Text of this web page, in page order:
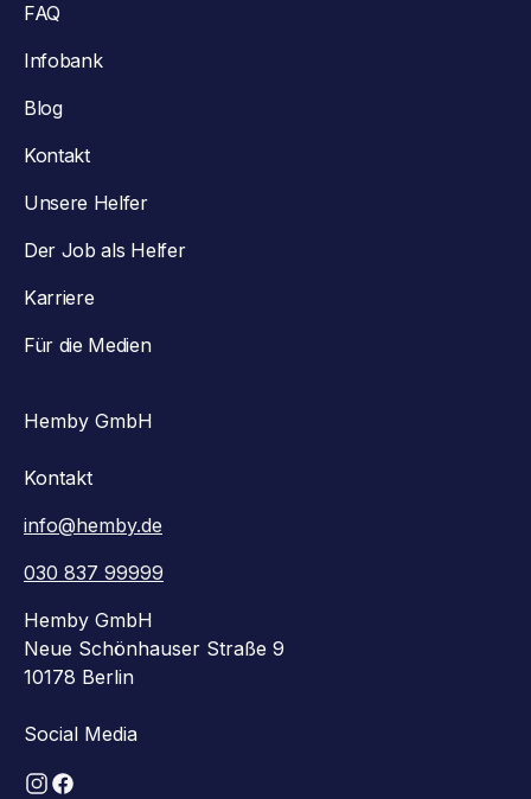
FAQ
Infobank
Blog
Kontakt
Unsere Helfer
Der Job als Helfer
Karriere
Für die Medien
Hemby GmbH
Kontakt
info@hemby.de
030 837 99999
Hemby GmbH
Neue Schönhauser Straße 9
10178 Berlin
Social Media